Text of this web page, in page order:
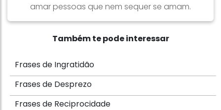
amar pessoas que nem sequer se amam.
Também te pode interessar
Frases de Ingratidão
Frases de Desprezo
Frases de Reciprocidade